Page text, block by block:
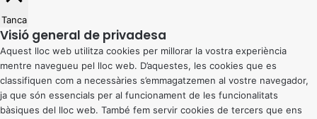
Tanca
Visió general de privadesa
Aquest lloc web utilitza cookies per millorar la vostra experiència
mentre navegueu pel lloc web. D’aquestes, les cookies que es
classifiquen com a necessàries s’emmagatzemen al vostre navegador,
ja que són essencials per al funcionament de les funcionalitats
bàsiques del lloc web. També fem servir cookies de tercers que ens